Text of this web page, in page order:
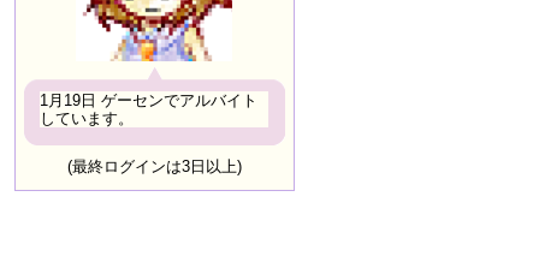
1月19日 ゲーセンでアルバイト
しています。
(最終ログインは3日以上)